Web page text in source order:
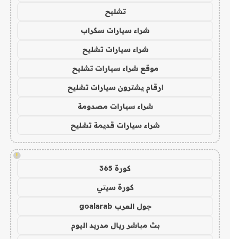
تشليح
شراء سيارات سكراب
شراء سيارات تشليح
موقع شراء سيارات تشليح
ارقام يشترون سيارات تشليح
شراء سيارات مصدومة
شراء سيارات قديمة تشليح
!
كورة 365
كورة سيتي
جول العرب goalarab
بث مباشر ريال مدريد اليوم